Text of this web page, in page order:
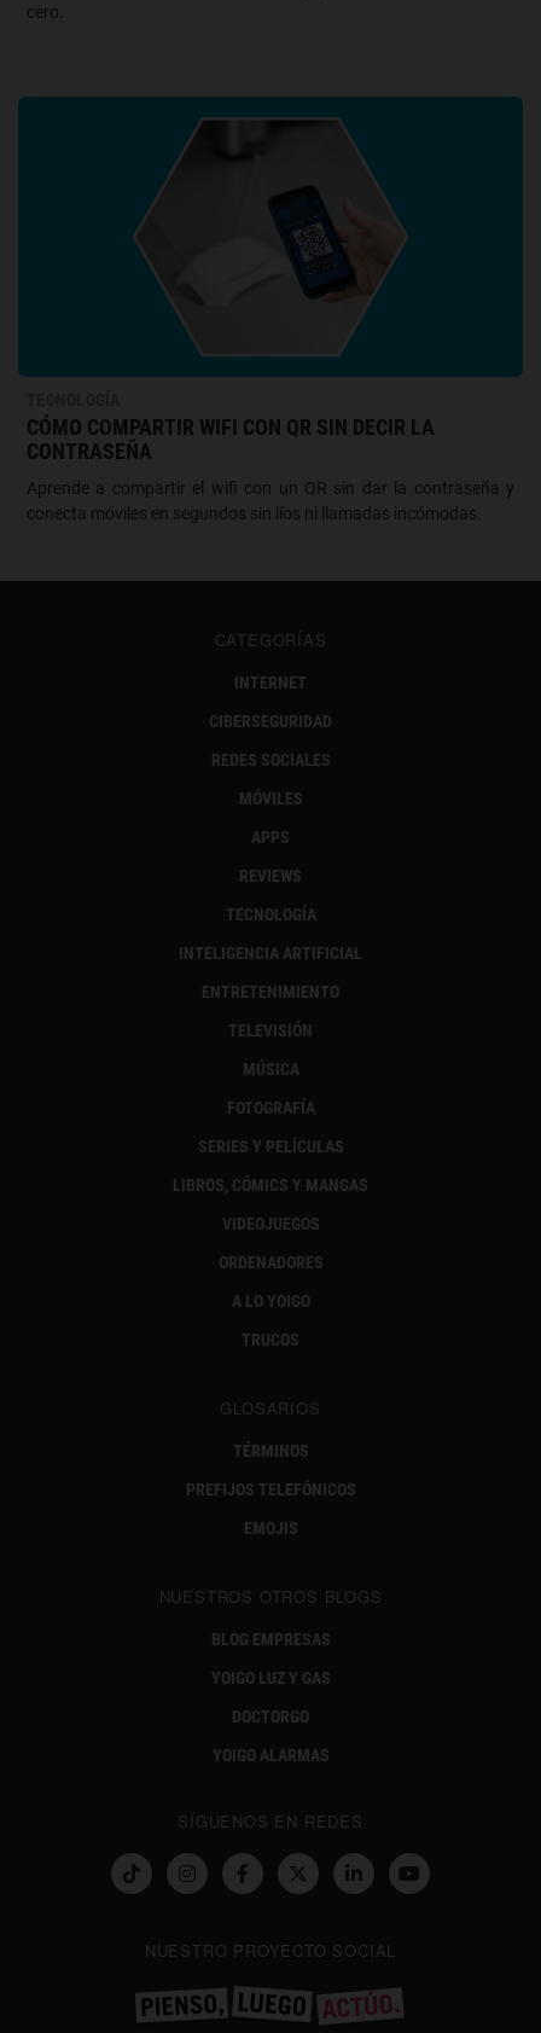
cero.
CÓMO COMPARTIR WIFI CON QR SIN DECIR LA
CONTRASEÑA
Aprende a compartir el wifi con un QR sin dar la contraseña y
conecta móviles en segundos sin líos ni llamadas incómodas.
CATEGORÍAS
INTERNET
CIBERSEGURIDAD
REDES SOCIALES
MÓVILES
APPS
REVIEWS
TECNOLOGÍA
INTELIGENCIA ARTIFICIAL
ENTRETENIMIENTO
TELEVISIÓN
MÚSICA
FOTOGRAFÍA
SERIES Y PELÍCULAS
LIBROS, CÓMICS Y MANGAS
VIDEOJUEGOS
ORDENADORES
A LO YOIGO
TRUCOS
GLOSARIOS
TÉRMINOS
PREFIJOS TELEFÓNICOS
EMOJIS
NUESTROS OTROS BLOGS
BLOG EMPRESAS
YOIGO LUZ Y GAS
DOCTORGO
YOIGO ALARMAS
SÍGUENOS EN REDES
NUESTRO PROYECTO SOCIAL